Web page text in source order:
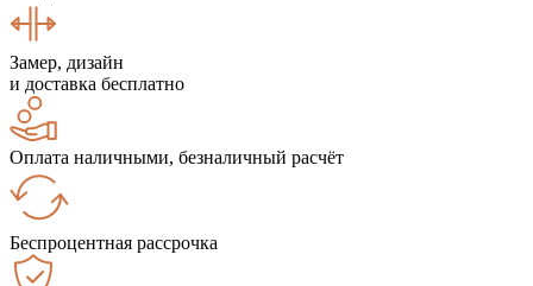
Замер, дизайн
и доставка бесплатно
Оплата наличными, безналичный расчёт
Беспроцентная рассрочка